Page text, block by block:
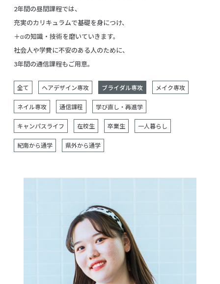
2年間の昼間課程では、
充実のカリキュラムで基礎を身につけ、
＋αの知識・技術を磨いていきます。
社会人や学費に不安のある人のために、
3年間の通信課程もご用意。
全て ヘアデザイン専攻 ブライダル専攻 メイク専攻
ネイル専攻 通信課程 学び直し・再進学
キャンパスライフ 在校生 卒業生 一人暮らし
紀南から通学 県外から通学